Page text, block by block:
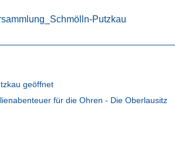
Putzkau
geöffnet
für die Ohren - Die Oberlausitz